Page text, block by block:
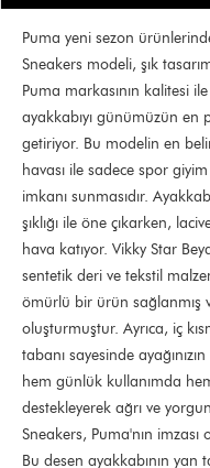
Puma yeni sezon
Sneakers modeli, şık
Puma markasının kalitesi
ayakkabıyı günümüzün
getiriyor. Bu modelin en
havası ile sadece spor
imkanı sunmasıdır.
şıklığı ile öne çıkarken,
hava katıyor. Vikky Star
sentetik deri ve tekstil
ömürlü bir ürün sağlanmış
oluşturmuştur. Ayrıca, iç
tabanı sayesinde
hem günlük kullanımda
destekleyerek ağrı ve
Sneakers, Puma'nın
Bu desen ayakkabının yan